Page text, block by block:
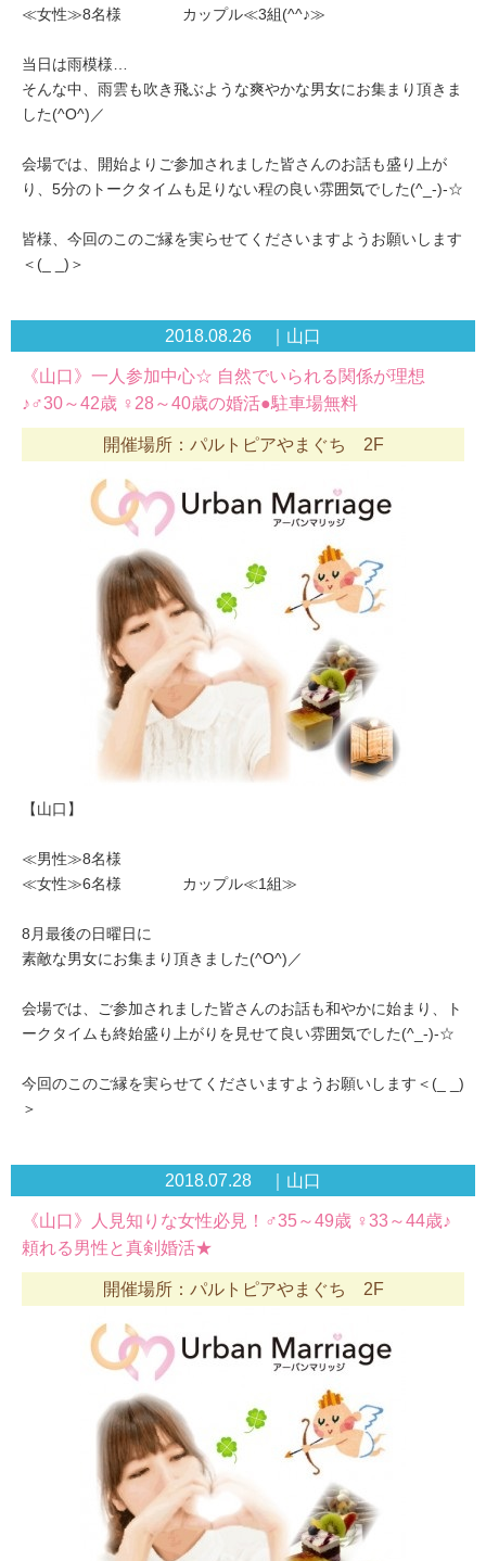
≪女性≫8名様 カップル≪3組(^^♪≫
当日は雨模様…
そんな中、雨雲も吹き飛ぶような爽やかな男女にお集まり頂きま
した(^O^)／
会場では、開始よりご参加されました皆さんのお話も盛り上が
り、5分のトークタイムも足りない程の良い雰囲気でした(^_-)-☆
皆様、今回のこのご縁を実らせてくださいますようお願いします
＜(_ _)＞
2018.08.26 ｜山口
《山口》一人参加中心☆ 自然でいられる関係が理想
♪♂30～42歳 ♀28～40歳の婚活●駐車場無料
開催場所：パルトピアやまぐち 2F
【山口】
≪男性≫8名様
≪女性≫6名様 カップル≪1組≫
8月最後の日曜日に
素敵な男女にお集まり頂きました(^O^)／
会場では、ご参加されました皆さんのお話も和やかに始まり、ト
ークタイムも終始盛り上がりを見せて良い雰囲気でした(^_-)-☆
今回のこのご縁を実らせてくださいますようお願いします＜(_ _)
＞
2018.07.28 ｜山口
《山口》人見知りな女性必見！♂35～49歳 ♀33～44歳♪
頼れる男性と真剣婚活★
開催場所：パルトピアやまぐち 2F